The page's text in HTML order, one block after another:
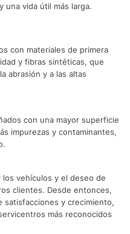
una vida útil más larga.
con materiales de primera
y fibras sintéticas, que
abrasión y a las altas
con una mayor superficie
impurezas y contaminantes,
los vehículos y el deseo de
clientes. Desde entonces,
satisfacciones y crecimiento,
más reconocidos